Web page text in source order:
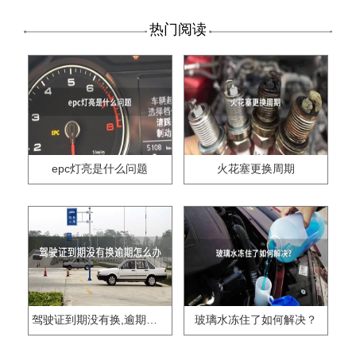
热门阅读
epc灯亮是什么问题 火花塞更换周期
驾驶证到期没有换,逾期怎么办?? 玻璃水冻住了如何解决？